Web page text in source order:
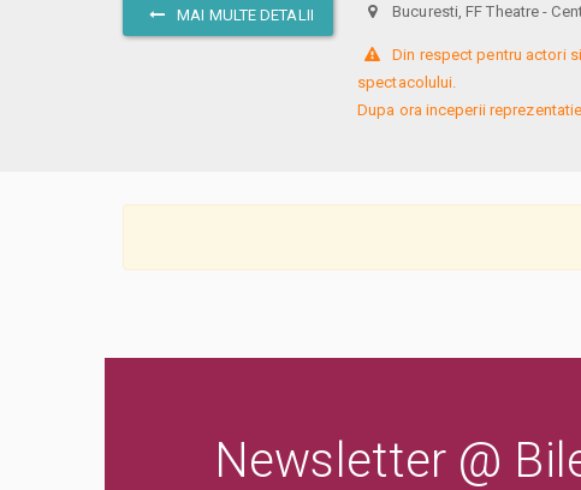
MAI MULTE DETALII
Bucuresti, FF Theatre -
Din respect pentru actori
spectacolului.
Dupa ora inceperii
Newsletter @